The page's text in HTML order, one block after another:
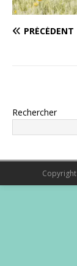
PRÉCÉDENT
Rechercher